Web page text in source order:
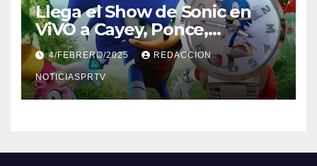
Llega el Show de Sonic en
ViVO a Cayey, Ponce,
Barceloneta y Humacao,
Relojes gratis para el que
compre ahora….
4/FEBRERO/2025 REDACCION
NOTICIASPRTV